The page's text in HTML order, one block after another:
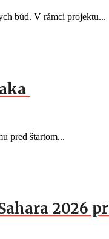
búd. V rámci projektu...
pred štartom...
2026